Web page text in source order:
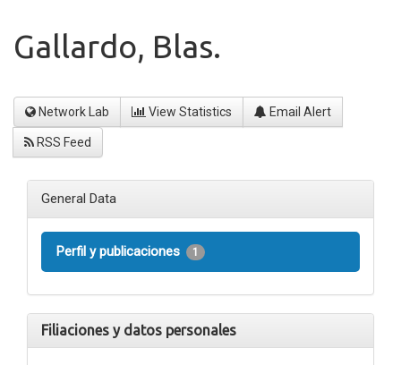
Gallardo, Blas.
Network Lab View Statistics Email Alert
RSS Feed
General Data
Perfil y publicaciones 1
Filiaciones y datos personales